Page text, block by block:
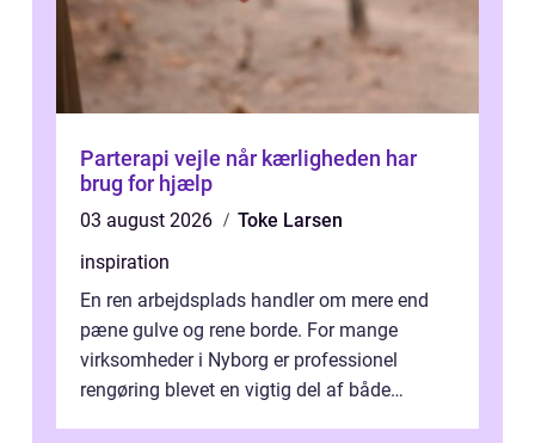
Parterapi vejle når kærligheden har
brug for hjælp
03 august 2026
Toke Larsen
inspiration
En ren arbejdsplads handler om mere end
pæne gulve og rene borde. For mange
virksomheder i Nyborg er professionel
rengøring blevet en vigtig del af både